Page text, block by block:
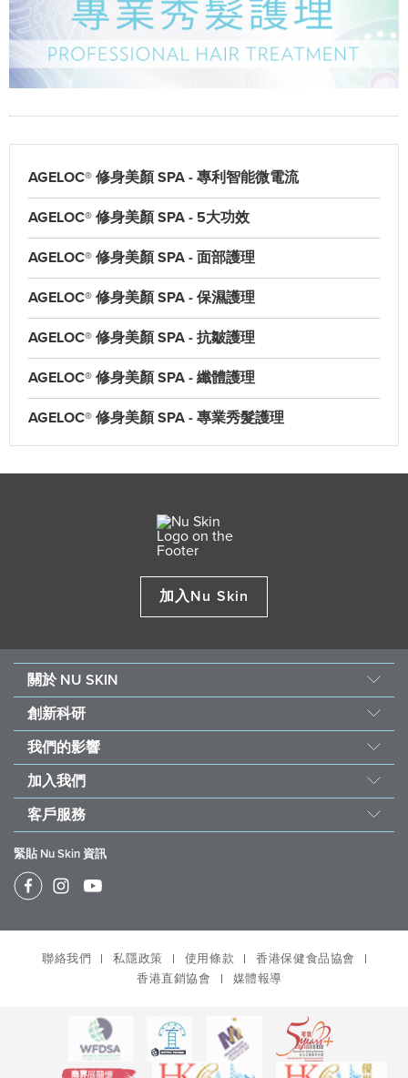
AGELOC® 修身美顏 SPA - 專利智能微電流
AGELOC® 修身美顏 SPA - 5大功效
AGELOC® 修身美顏 SPA - 面部護理
AGELOC® 修身美顏 SPA - 保濕護理
AGELOC® 修身美顏 SPA - 抗皺護理
AGELOC® 修身美顏 SPA - 纖體護理
AGELOC® 修身美顏 SPA - 專業秀髮護理
加入Nu Skin
關於 NU SKIN
Nu Skin 誕生
關於如新
大事紀
就是愛得獎
經營團隊
創新科研
產品科研
Nu Skin 全球抗衰老科研顧問團
6S 品質措施
PHARMANEX® 產品理念
ageLOC® 科學
極地植萃主義
Prysm iO
我們的影響
善的力量基金會
可持續發展
受飢兒滋養計劃
關愛社會
加入我們
加入 Nu Skin
自動訂貨計劃
銷售績效計劃
Nu Skin Vera®
Nu Skin Stela & Nu Skin Connect
客戶服務
媒體報導
家用美容儀保修條款及細則
物流政策； 退貨退款政策、更換政策及未領取/ 未能送達產
管理我的帳戶
管理自動購貨計劃
緊貼 Nu Skin 資訊
聯絡我們 私隱政策 使用條款
香港保健食品協會
香港直銷協會
媒體報導